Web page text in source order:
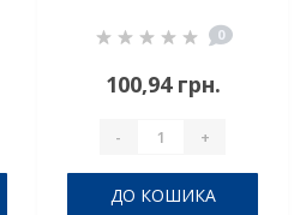
0
100,94 грн.
- +
ДО КОШИКА